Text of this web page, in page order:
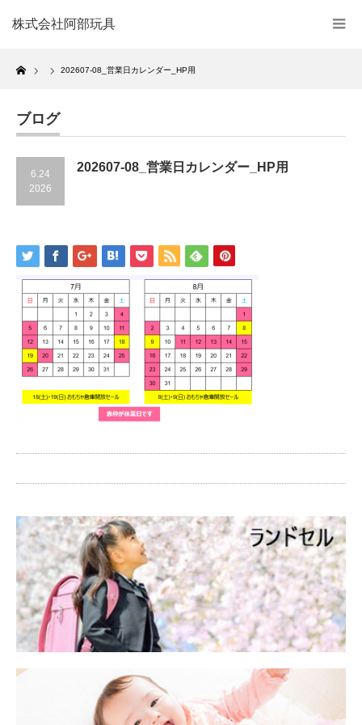
株式会社阿部玩具
Home
202607-08_営業日カレンダー_HP用
ブログ
6.24
2026
202607-08_営業日カレンダー_HP用